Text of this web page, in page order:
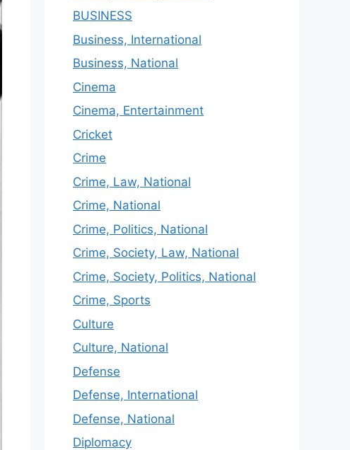
BUSINESS
Business, International
Business, National
Cinema
Cinema, Entertainment
Cricket
Crime
Crime, Law, National
Crime, National
Crime, Politics, National
Crime, Society, Law, National
Crime, Society, Politics, National
Crime, Sports
Culture
Culture, National
Defense
Defense, International
Defense, National
Diplomacy